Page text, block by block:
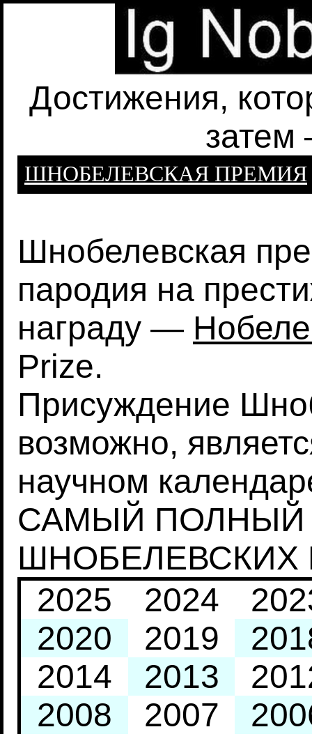
Достижения,
затем
ШНОБЕЛЕВСКАЯ ПРЕМИЯ
Шнобелевская
пародия на
награду —
Prize.
Присуждение
возможно,
научном
САМЫЙ ПОЛНЫЙ
ШНОБЕЛЕВСКИХ
2025
2024
2020
2019
2014
2013
2008
2007